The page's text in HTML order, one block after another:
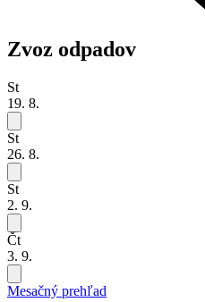
Zvoz odpadov
St
19. 8.
St
26. 8.
St
2. 9.
Čt
3. 9.
Mesačný prehľad